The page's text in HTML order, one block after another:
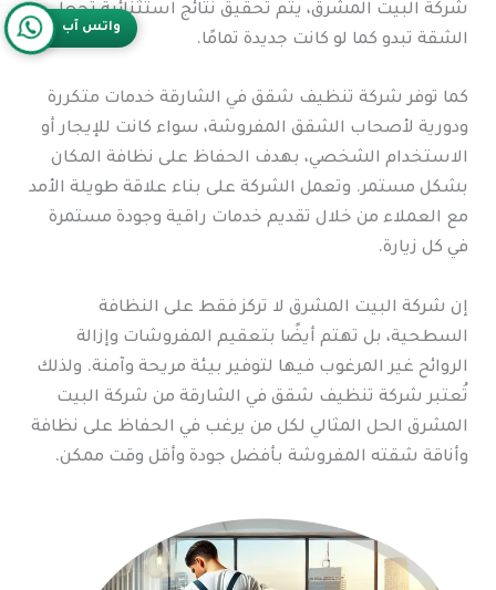
شركة البيت المشرق، يتم تحقيق نتائج استثنائية تجعل
الشقة تبدو كما لو كانت جديدة تمامًا.
كما توفر شركة تنظيف شقق في الشارقة خدمات متكررة
ودورية لأصحاب الشقق المفروشة، سواء كانت للإيجار أو
الاستخدام الشخصي، بهدف الحفاظ على نظافة المكان
بشكل مستمر. وتعمل الشركة على بناء علاقة طويلة الأمد
مع العملاء من خلال تقديم خدمات راقية وجودة مستمرة
في كل زيارة.
إن شركة البيت المشرق لا تركز فقط على النظافة
السطحية، بل تهتم أيضًا بتعقيم المفروشات وإزالة
الروائح غير المرغوب فيها لتوفير بيئة مريحة وآمنة. ولذلك
تُعتبر شركة تنظيف شقق في الشارقة من شركة البيت
المشرق الحل المثالي لكل من يرغب في الحفاظ على نظافة
وأناقة شقته المفروشة بأفضل جودة وأقل وقت ممكن.
واتس آب